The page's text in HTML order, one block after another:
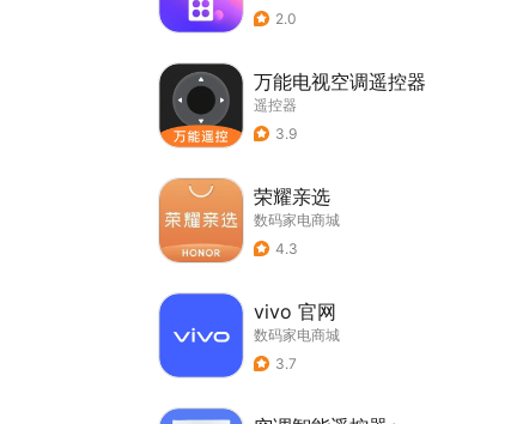
2.0
万能电视空调遥控器
遥控器
3.9
荣耀亲选
数码家电商城
4.3
vivo 官网
数码家电商城
3.7